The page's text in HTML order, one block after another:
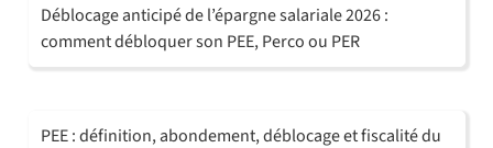
Déblocage anticipé de l’épargne salariale 2026 :
comment débloquer son PEE, Perco ou PER
PEE : définition, abondement, déblocage et fiscalité du